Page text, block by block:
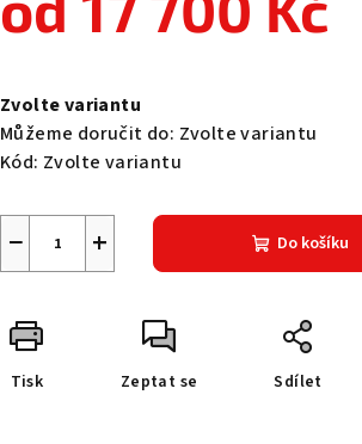
cena:
Zvolte variantu
Můžeme doručit do: Zvolte variantu
Kód: Zvolte variantu
+
− Do košíku
Tisk Zeptat se Sdílet